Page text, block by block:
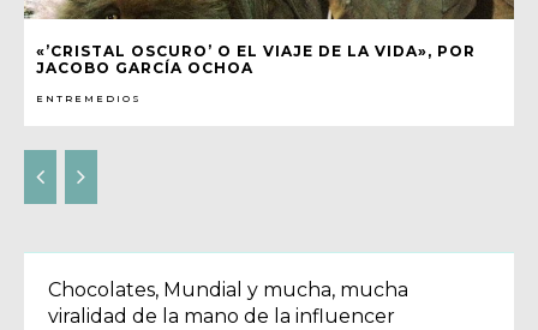
«’CRISTAL OSCURO’ O EL VIAJE DE LA VIDA», POR
JACOBO GARCÍA OCHOA
ENTREMEDIOS
Chocolates, Mundial y mucha, mucha
viralidad de la mano de la influencer